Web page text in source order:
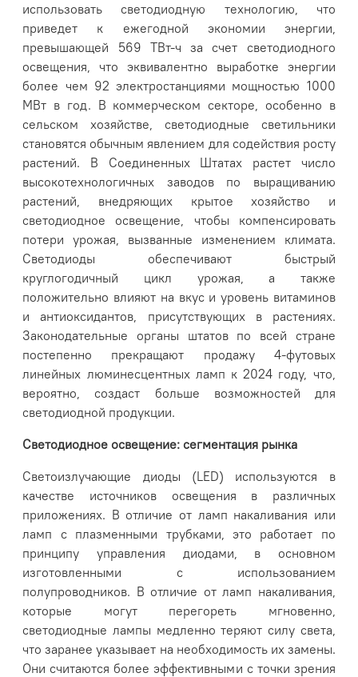
использовать светодиодную технологию, что
приведет к ежегодной экономии энергии,
превышающей 569 ТВт-ч за счет светодиодного
освещения, что эквивалентно выработке энергии
более чем 92 электростанциями мощностью 1000
МВт в год. В коммерческом секторе, особенно в
сельском хозяйстве, светодиодные светильники
становятся обычным явлением для содействия росту
растений. В Соединенных Штатах растет число
высокотехнологичных заводов по выращиванию
растений, внедряющих крытое хозяйство и
светодиодное освещение, чтобы компенсировать
потери урожая, вызванные изменением климата.
Светодиоды обеспечивают быстрый
круглогодичный цикл урожая, а также
положительно влияют на вкус и уровень витаминов
и антиоксидантов, присутствующих в растениях.
Законодательные органы штатов по всей стране
постепенно прекращают продажу 4-футовых
линейных люминесцентных ламп к 2024 году, что,
вероятно, создаст больше возможностей для
светодиодной продукции.
Светодиодное освещение: сегментация рынка
Светоизлучающие диоды (LED) используются в
качестве источников освещения в различных
приложениях. В отличие от ламп накаливания или
ламп с плазменными трубками, это работает по
принципу управления диодами, в основном
изготовленными с использованием
полупроводников. В отличие от ламп накаливания,
которые могут перегореть мгновенно,
светодиодные лампы медленно теряют силу света,
что заранее указывает на необходимость их замены.
Они считаются более эффективными с точки зрения